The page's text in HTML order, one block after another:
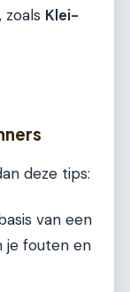
Klei-
deze tips:
van een
je fouten en